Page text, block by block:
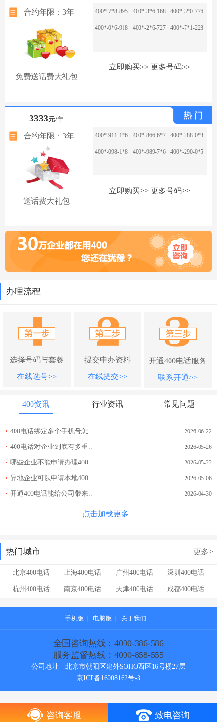
合约年限：3年
免费送话费大礼包
400*-7*8-895 400*-3*6-168 400*-3*0-776
400*-0*6-918 400*-2*6-727 400*-7*1-228
立即购买>> 更多号码>>
3333元/年
合约年限：3年
送话费大礼包
400*-911-1*6 400*-866-6*7 400*-288-0*8
400*-098-1*8 400*-989-7*6 400*-290-0*5
立即购买>> 更多号码>>
办理流程
选择号码与套餐
在线选号>>
提交申办资料
在线提交>>
开通400电话服务
联系开通>>
400资讯 行业资讯 常见问题
• 400电话绑定多个手机号怎... 2026-06-22
• 400电话对企业到底有多重... 2026-05-26
• 哪些企业不能申请办理400... 2026-05-22
• 异地企业可以申请本地400... 2026-05-06
• 开通400电话能给公司带来... 2026-04-30
点击加载更多...
热门城市 更多>
北京400电话 上海400电话 广州400电话 深圳400电话
杭州400电话 南京400电话 天津400电话 成都400电话
手机版 电脑版 关于我们
全国咨询热线：4000-386-586
服务监督热线：4000-858-555
公司地址：北京市朝阳区建外SOHO西区16号楼27层
京ICP备16008162号-3
咨询客服 致电咨询